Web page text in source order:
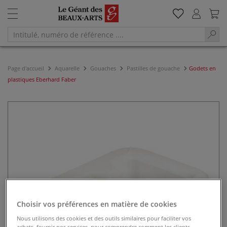
Page d'accueil Aquarelle Gouaches Pastilles de gouache
Godets en
plastiques Eberhard Faber
Choisir vos préférences en matière de cookies
Nous utilisons des cookies et des outils similaires pour faciliter vos